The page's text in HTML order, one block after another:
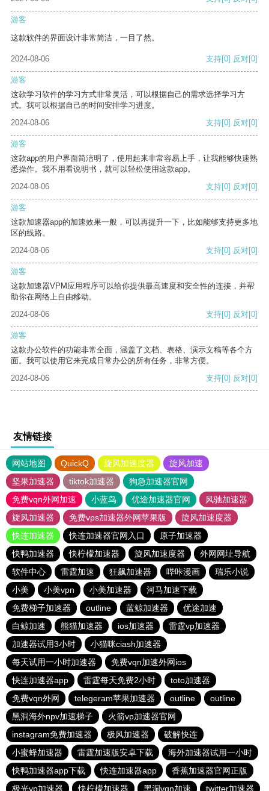
游客
这款软件的界面设计非常简洁，一目了然。
2024-08-06 支持[0] 反对[0]
游客
这款学习软件的学习方式非常灵活，可以根据自己的需求选择学习方
式。我可以根据自己的时间安排学习进度。
2024-08-06
支持[0] 反对[0]
游客
这款app的用户界面简洁明了，使用起来非常容易上手，让我能够快速熟
悉操作。我不用看说明书，就可以轻松使用这款app。
2024-08-06
支持[0] 反对[0]
游客
这款加速器app的加速效果一般，可以再提升一下，比如能够支持更多地
区的线路。
2024-08-06
支持[0] 反对[0]
游客
这款加速器VPM应用程序可以给你提供最高速度和安全性的连接，并帮
助你在网络上自由移动。
2024-08-06
支持[0] 反对[0]
游客
这款办公软件的功能非常全面，涵盖了文档、表格、演示文稿等各个方
面。我可以使用它来完成日常办公的所有任务，非常方便。
2024-08-06
支持[0] 反对[0]
友情链接
网站地图 QuickQ 旋风加速度器
旋风加速
坚果加速器
tiktok加速器
狗急加速器官网
免费vqn外网加速
小蓝鸟 优途加速器官网
风驰加速器
旋风加速器
免费vps加速器外网苹果版
旋风加速度器
快连加速器
快连加速器官网入口
原子加速器
快鸭加速器
快柠檬加速器 旋风加速度器
外网网址导航
软件中心
雷霆加速 狂飙加速器 哔咔漫画
瑞乐小说
小美
小美vpn 小美加速器
河马加速下载
免费梯子加速器
outline 蓝鲸加速器
优途加速
白鲸加速
熊猫加速器 ios加速器
雷霆vp加速器
加速器试用3小时
小猫咪ciash加速器
每天试用一小时加速器
免费vqn加速外网ios
快连加速器app
雷霆每天免费2小时
toto加速器
免费vqn外网
telegeram苹果加速器 outline
outline
黑洞海外npv加速梯子
火箭vp加速器官网
instagram免费加速器
极风加速器
破解快连
小蜜蜂加速器
雷霆加速版安卓下载
海外加速器试用一小时
快鸭加速器app下载
快连加速器app
香蕉加速器官网正版
极光vp加速器
快柠檬加速器 黑洞vqn加速 twitter加速器